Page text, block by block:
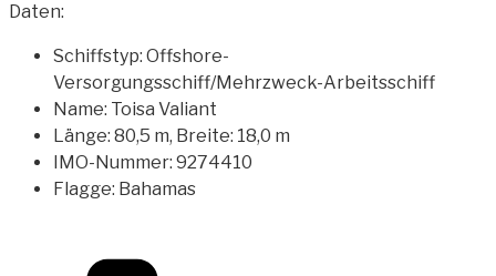
Daten:
Schiffstyp: Offshore-
Versorgungsschiff/Mehrzweck-Arbeitsschiff
Name: Toisa Valiant
Länge: 80,5 m, Breite: 18,0 m
IMO-Nummer: 9274410
Flagge: Bahamas